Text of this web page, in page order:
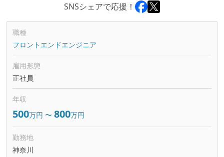
SNSシェアで応援！
職種
フロントエンドエンジニア
雇用形態
正社員
年収
500万円 〜 800万円
勤務地
神奈川